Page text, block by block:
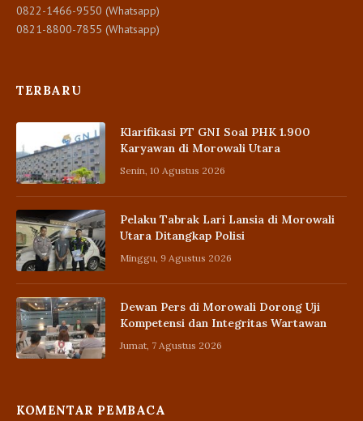
0822-1466-9550 (Whatsapp)
0821-8800-7855 (Whatsapp)
TERBARU
Klarifikasi PT GNI Soal PHK 1.900
Karyawan di Morowali Utara
Senin, 10 Agustus 2026
Pelaku Tabrak Lari Lansia di Morowali
Utara Ditangkap Polisi
Minggu, 9 Agustus 2026
Dewan Pers di Morowali Dorong Uji
Kompetensi dan Integritas Wartawan
Jumat, 7 Agustus 2026
KOMENTAR PEMBACA